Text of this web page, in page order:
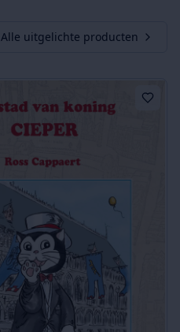
Alle uitgelichte producten